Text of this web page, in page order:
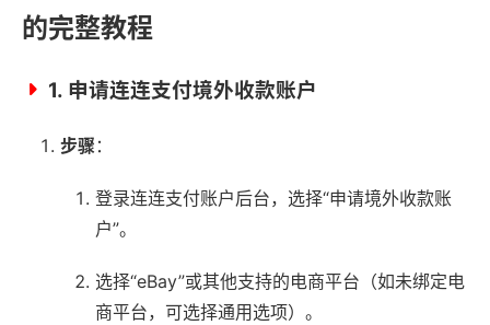
的完整教程
1. 申请连连支付境外收款账户
步骤 ：
登录连连支付账户后台，选择“申请境外收款账
户”。
选择“eBay”或其他支持的电商平台（如未绑定电
商平台，可选择通用选项）。